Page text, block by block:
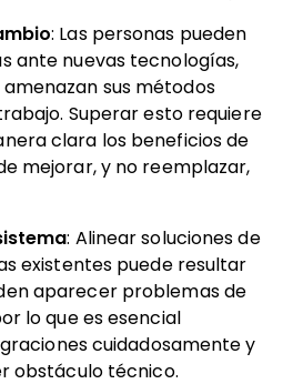
: Las personas pueden
ante nuevas tecnologías,
sus métodos
Superar esto requiere
clara los beneficios de
mejorar, y no reemplazar,
: Alinear soluciones de
existentes puede resultar
aparecer problemas de
lo que es esencial
cuidadosamente y
obstáculo técnico.